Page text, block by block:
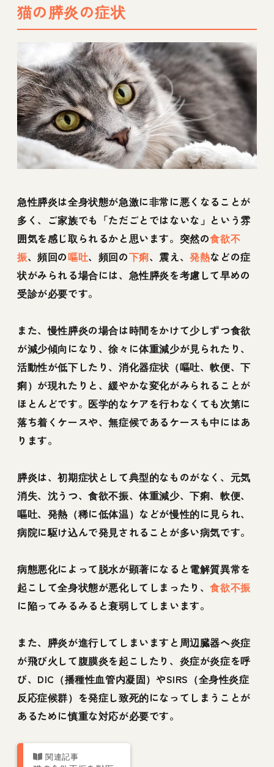
猫の膵炎の症状
急性膵炎は全身状態が急激に非常に悪くなることが
多く、ご家族でも「ただごとではないな」という雰
囲気を感じ取られるかと思います。突然の食欲不
振、頻回の嘔吐、頻回の下痢、震え、発熱などの症
状がみられる場合には、急性膵炎を考慮して早めの
受診が必要です。
また、慢性膵炎の場合は時間をかけて少しずつ食欲
が減少傾向になり、徐々に体重減少が見られたり、
活動性が低下したり、消化器症状（嘔吐、軟便、下
痢）が現れたりと、緩やかな変化がみられることが
ほとんどです。医学的なケアを行わなくても次第に
落ち着くケースや、無症候であるケースも中にはあ
ります。
膵炎は、初期症状として典型的なものがなく、元気
消失、沈うつ、食欲不振、体重減少、下痢、軟便、
嘔吐、発熱（稀に低体温）などが慢性的に見られ、
病院に駆け込んで発見されることが多い病気です。
病態悪化によって脱水が顕著になると電解質異常を
起こして全身状態が悪化してしまったり、食欲不振
に陥ってみるみると衰弱してしまいます。
また、膵炎が進行してしまいますと周辺臓器へ炎症
が飛び火して腹膜炎を起こしたり、炎症が炎症を呼
び、DIC（播種性血管内凝固）やSIRS（全身性炎症
反応症候群）を発症し致死的になってしまうことが
あるために慎重な対応が必要です。